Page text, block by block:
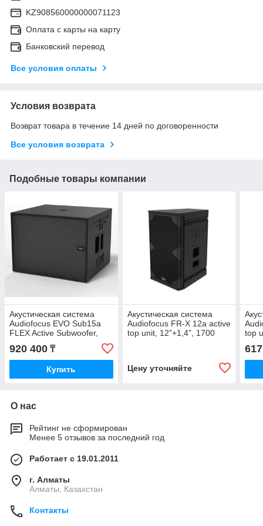
KZ908560000000071123
Оплата с карты на карту
Банковский перевод
Все условия оплаты
Условия возврата
Возврат товара в течение 14 дней по договоренности
Все условия возврата
Подобные товары компании
Акустическая система
Audiofocus EVO Sub15a
FLEX Active Subwoofer,
15”, 1100 Wrms
920 400 ₸
Купить
Акустическая система
Audiofocus FR-X 12a active
top unit, 12”+1,4”, 1700
Цену уточняйте
top
О нас
Рейтинг не сформирован
Менее 5 отзывов за последний год
Работает с 19.01.2011
г. Алматы
Алматы, Казахстан
Контакты